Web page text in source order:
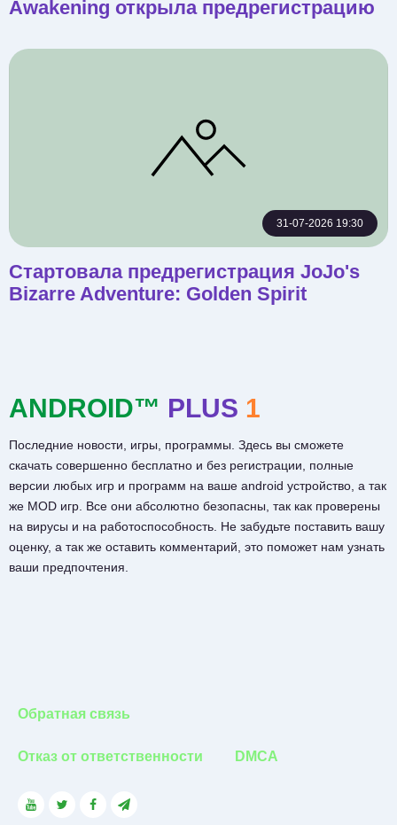
Awakening открыла предрегистрацию
31-07-2026 19:30
Стартовала предрегистрация JoJo's
Bizarre Adventure: Golden Spirit
ANDROID™ PLUS 1
Последние новости, игры, программы. Здесь вы сможете
скачать совершенно бесплатно и без регистрации, полные
версии любых игр и программ на ваше android устройство, а так
же MOD игр. Все они абсолютно безопасны, так как проверены
на вирусы и на работоспособность. Не забудьте поставить вашу
оценку, а так же оставить комментарий, это поможет нам узнать
ваши предпочтения.
Обратная связь
Отказ от ответственности DMCA